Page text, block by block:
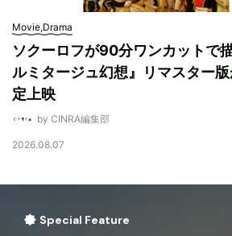
Movie,Drama
ソクーロフが90分ワンカットで
ルミタージュ幻想』リマスター
定上映
by CINRA編集部
2026.08.07
Special Feature